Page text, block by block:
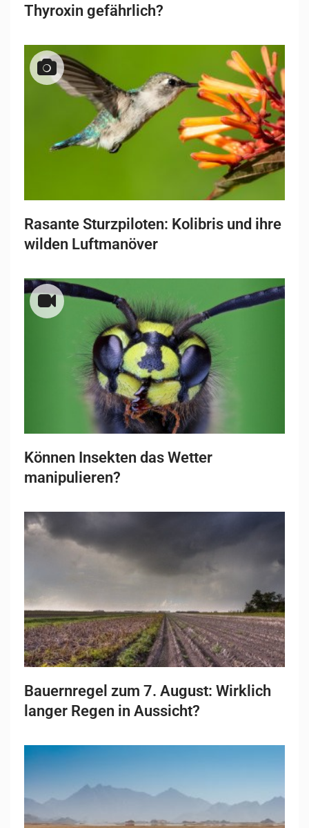
Thyroxin gefährlich?
Rasante Sturzpiloten: Kolibris und ihre
wilden Luftmanöver
Können Insekten das Wetter
manipulieren?
Bauernregel zum 7. August: Wirklich
langer Regen in Aussicht?